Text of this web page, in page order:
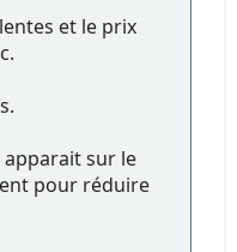
et le prix
sur le
pour réduire